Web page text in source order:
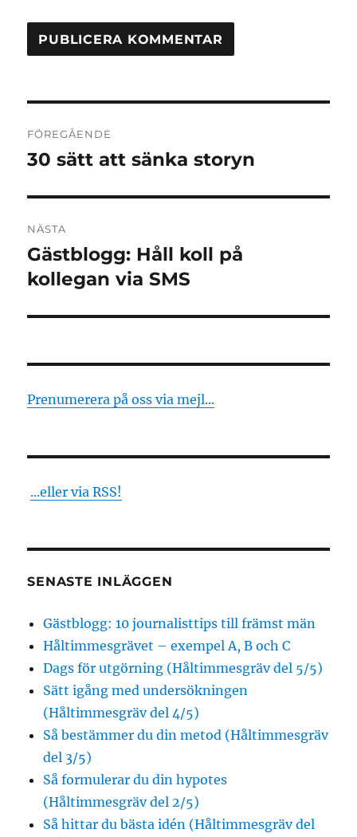
FÖREGÅENDE
Föregående
30 sätt att sänka storyn
NÄSTA
Nästa
inlägg:
Gästblogg: Håll koll på
kollegan via SMS
Prenumerera på oss via mejl...
...eller via RSS!
SENASTE INLÄGGEN
Gästblogg: 10 journalisttips till främst män
Håltimmesgrävet – exempel A, B och C
Dags för utgörning (Håltimmesgräv del 5/5)
Sätt igång med undersökningen
(Håltimmesgräv del 4/5)
Så bestämmer du din metod (Håltimmesgräv
del 3/5)
Så formulerar du din hypotes
(Håltimmesgräv del 2/5)
Så hittar du bästa idén (Håltimmesgräv del